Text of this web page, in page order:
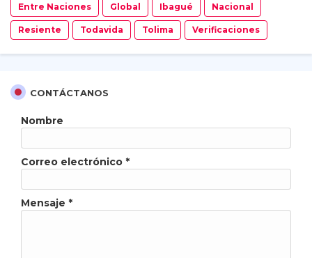
Entre Naciones Global Ibagué Nacional
Resiente Todavida Tolima Verificaciones
CONTÁCTANOS
Nombre
Correo electrónico *
Mensaje *